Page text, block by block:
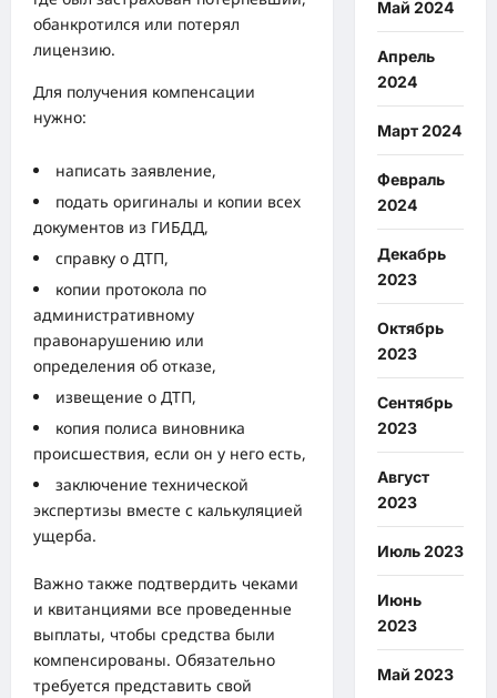
обанкротился или потерял
лицензию.
Для получения компенсации
нужно:
написать заявление,
подать оригиналы и копии всех
документов из ГИБДД,
справку о ДТП,
копии протокола по
административному
правонарушению или
определения об отказе,
извещение о ДТП,
копия полиса виновника
происшествия, если он у него есть,
заключение технической
экспертизы вместе с калькуляцией
ущерба.
Важно также подтвердить чеками
и квитанциями все проведенные
выплаты, чтобы средства были
компенсированы. Обязательно
требуется представить свой
Май 2024
Апрель
2024
Март 2024
Февраль
2024
Декабрь
2023
Октябрь
2023
Сентябрь
2023
Август
2023
Июль 2023
Июнь
2023
Май 2023